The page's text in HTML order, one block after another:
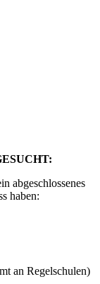
abgeschlossenes
haben:
an Regelschulen)